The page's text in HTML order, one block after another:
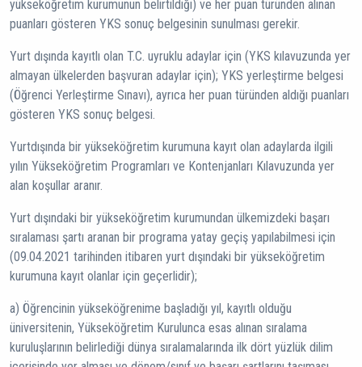
yükseköğretim kurumunun belirtildiği) ve her puan türünden alınan
puanları gösteren YKS sonuç belgesinin sunulması gerekir.
Yurt dışında kayıtlı olan T.C. uyruklu adaylar için (YKS kılavuzunda yer
almayan ülkelerden başvuran adaylar için); YKS yerleştirme belgesi
(Öğrenci Yerleştirme Sınavı), ayrıca her puan türünden aldığı puanları
gösteren YKS sonuç belgesi.
Yurtdışında bir yükseköğretim kurumuna kayıt olan adaylarda ilgili
yılın Yükseköğretim Programları ve Kontenjanları Kılavuzunda yer
alan koşullar aranır.
Yurt dışındaki bir yükseköğretim kurumundan ülkemizdeki başarı
sıralaması şartı aranan bir programa yatay geçiş yapılabilmesi için
(09.04.2021 tarihinden itibaren yurt dışındaki bir yükseköğretim
kurumuna kayıt olanlar için geçerlidir);
a) Öğrencinin yükseköğrenime başladığı yıl, kayıtlı olduğu
üniversitenin, Yükseköğretim Kurulunca esas alınan sıralama
kuruluşlarının belirlediği dünya sıralamalarında ilk dört yüzlük dilim